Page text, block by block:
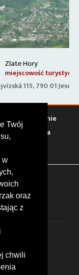
Twój
w
oraz
z
chwili
paliw
Jedzenie
Spotkania